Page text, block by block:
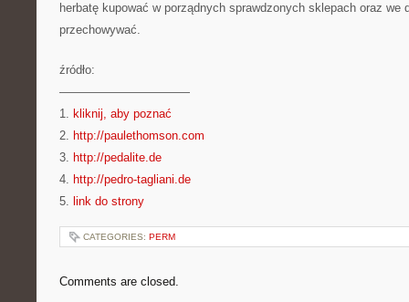
herbatę kupować w porządnych sprawdzonych sklepach oraz we
przechowywać.
źródło:
———————————
1. kliknij, aby poznać
2. http://paulethomson.com
3. http://pedalite.de
4. http://pedro-tagliani.de
5. link do strony
CATEGORIES: PERM
Comments are closed.